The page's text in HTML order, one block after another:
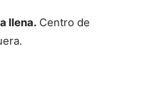
llena. Centro de